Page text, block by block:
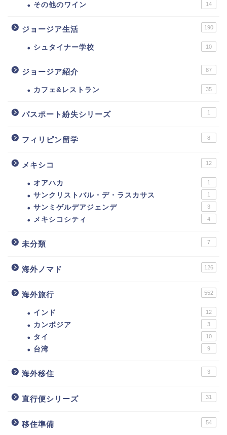
その他のワイン 14
ジョージア生活 190
シュタイナー学校 10
ジョージア紹介 87
カフェ&レストラン 35
パスポート紛失シリーズ 1
フィリピン留学 8
メキシコ 12
オアハカ 1
サンクリストバル・デ・ラスカサス 1
サンミゲルデアジェンデ 3
メキシコシティ 4
未分類 7
海外ノマド 126
海外旅行 552
インド 12
カンボジア 3
タイ 10
台湾 9
海外移住 3
直行便シリーズ 31
移住準備 54